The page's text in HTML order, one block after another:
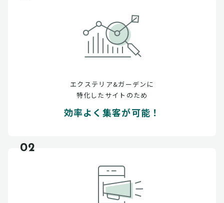
エクステリア&ガーデンに
特化したサイトのため
効率よく集客が可能！
02